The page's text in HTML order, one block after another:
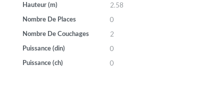
Hauteur (m) 2.58
Nombre De Places 0
Nombre De Couchages 2
Puissance (din) 0
Puissance (ch) 0